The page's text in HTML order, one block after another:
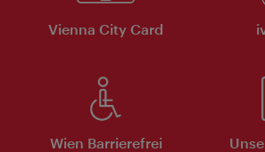
Vienna City Card
Wien Barrierefrei